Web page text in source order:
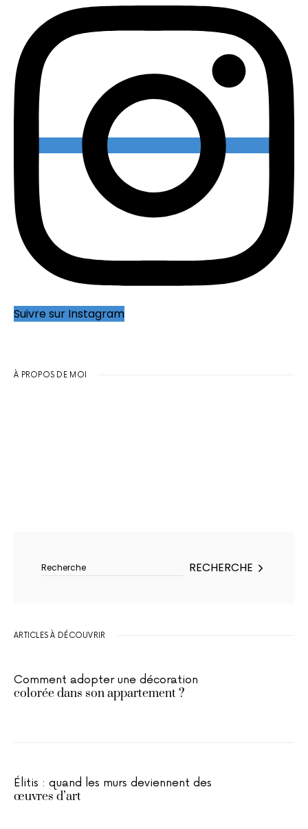
Suivre sur Instagram
À PROPOS DE MOI
RECHERCHE
ARTICLES À DÉCOUVRIR
Comment adopter une décoration
colorée dans son appartement ?
Élitis : quand les murs deviennent des
œuvres d’art